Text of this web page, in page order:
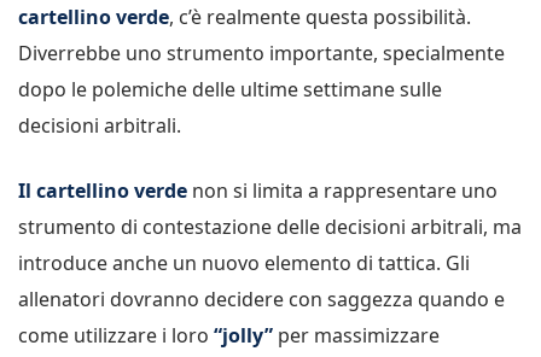
cartellino verde, c’è realmente questa possibilità.
Diverrebbe uno strumento importante, specialmente
dopo le polemiche delle ultime settimane sulle
decisioni arbitrali.
Il cartellino verde non si limita a rappresentare uno
strumento di contestazione delle decisioni arbitrali, ma
introduce anche un nuovo elemento di tattica. Gli
allenatori dovranno decidere con saggezza quando e
come utilizzare i loro “jolly” per massimizzare